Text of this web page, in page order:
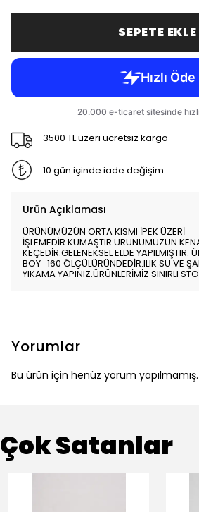
SEPETE EKLE
3500 TL üzeri ücretsiz kargo
10 gün içinde iade değişim
Ürün Açıklaması
ÜRÜNÜMÜZÜN ORTA KISMI İPEK ÜZERİ
İŞLEMEDİR.KUMAŞTIR.ÜRÜNÜMÜZÜN
KEÇEDİR.GELENEKSEL ELDE YAPILMIŞTIR.
BOY=160 ÖLÇÜLÜRÜNDEDİR.ILIK SU VE
YIKAMA YAPINIZ.ÜRÜNLERİMİZ SINIRLI
Yorumlar
Bu ürün için henüz yorum yapılmamış.
Çok Satanlar